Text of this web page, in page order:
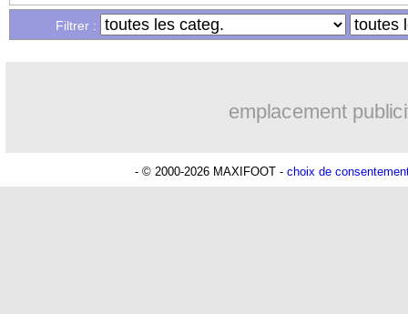
Liste des brèves du mer. 30 novembre
Filtrer :
emplacement
- © 2000-2026 MAXIFOOT - choix de